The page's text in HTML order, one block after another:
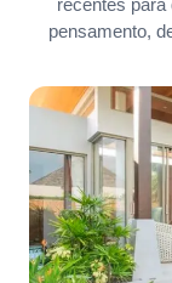
recentes para
pensamento,